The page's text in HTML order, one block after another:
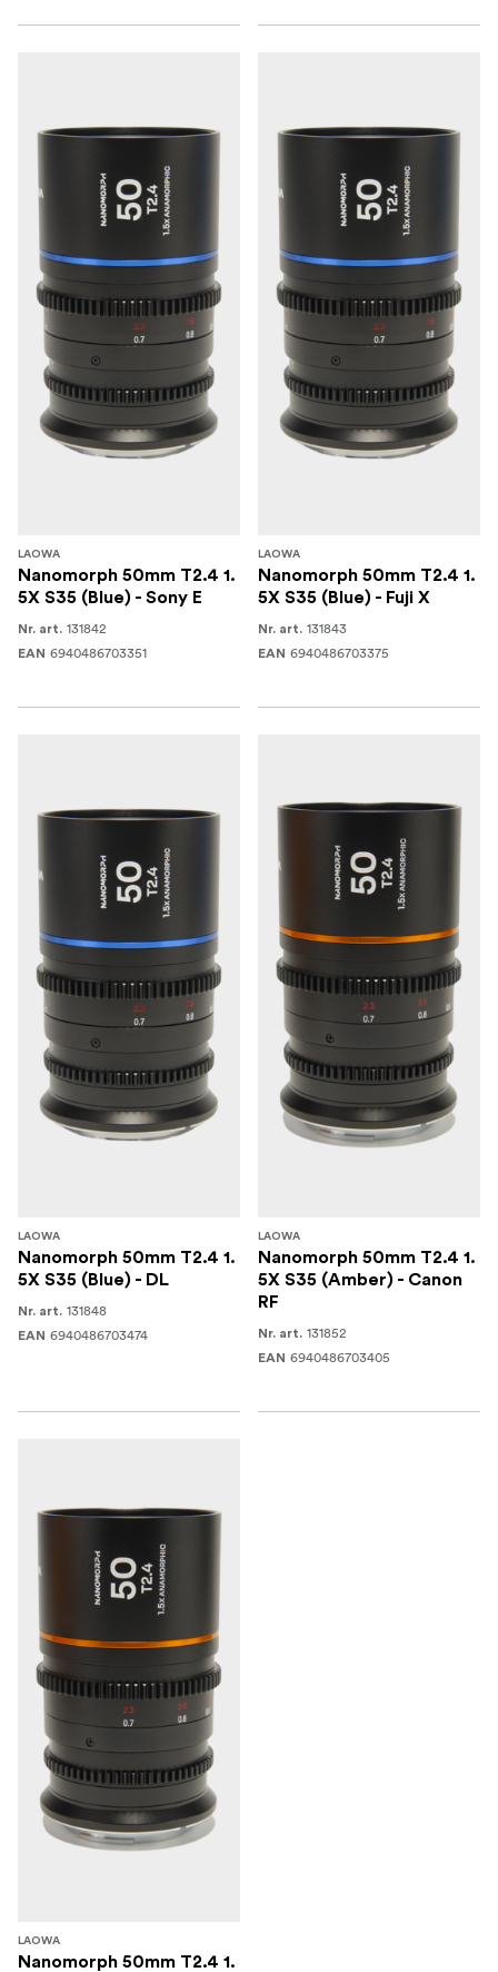
LAOWA
Nanomorph 50mm T2.4 1.
5X S35 (Blue) - Sony E
Nr. art. 131842
EAN 6940486703351
LAOWA
Nanomorph 50mm T2.4 1.
5X S35 (Blue) - Fuji X
Nr. art. 131843
EAN 6940486703375
LAOWA
Nanomorph 50mm T2.4 1.
5X S35 (Blue) - DL
Nr. art. 131848
EAN 6940486703474
LAOWA
Nanomorph 50mm T2.4 1.
5X S35 (Amber) - Canon
RF
Nr. art. 131852
EAN 6940486703405
LAOWA
Nanomorph 50mm T2.4 1.